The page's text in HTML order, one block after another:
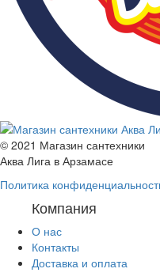
© 2021 Магазин сантехники
Аква Лига в Арзамасе
Политика
Компания
О нас
Контакты
Доставка и оплата